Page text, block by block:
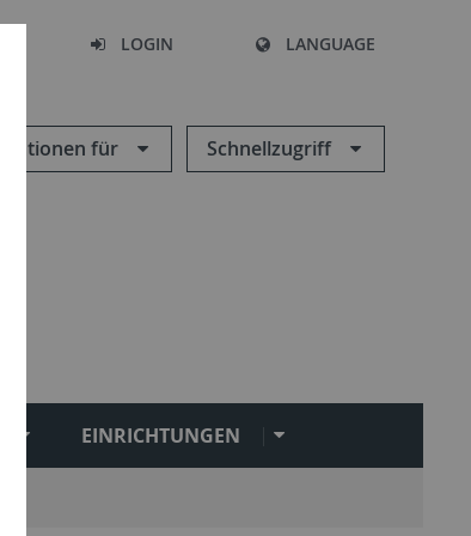
LOGIN LANGUAGE
für Schnellzugriff
EINRICHTUNGEN